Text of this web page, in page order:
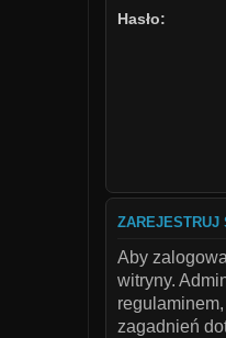
Hasło:
ZAREJESTRUJ
Aby
witryny.
zagadnień